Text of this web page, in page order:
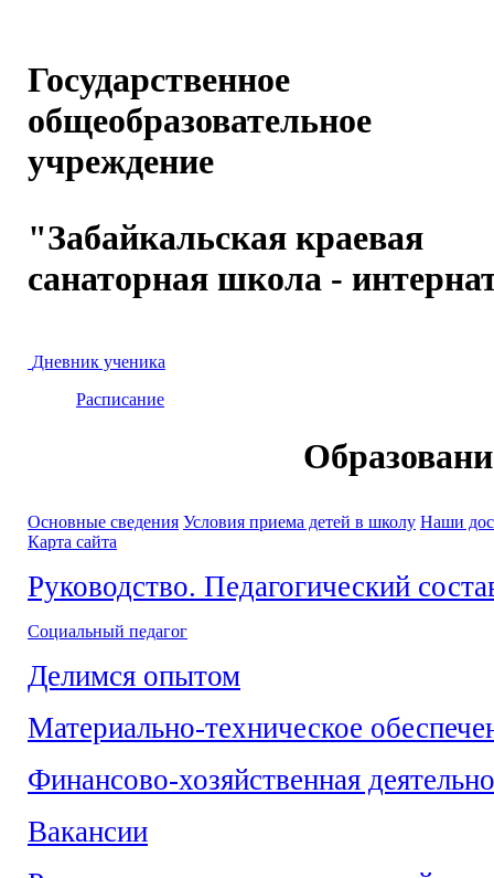
Государственное
общеобразовательное
учреждение
"Забайкальская краевая
санаторная школа -
Дневник ученика
Расписание
Основные сведения Условия приема детей в школу Наши
Карта сайта
Руководство. Педагогический
Социальный педагог
Делимся опытом
Материально-техническое
Финансово-хозяйственная
Вакансии